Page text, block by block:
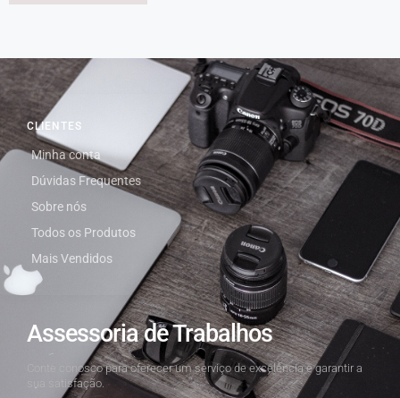
Assessoria de Trabalhos
Conte conosco para oferecer um serviço de excelência e garantir a
sua satisfação.
CLIENTES
Minha conta
Dúvidas Frequentes
Sobre nós
Todos os Produtos
Mais Vendidos